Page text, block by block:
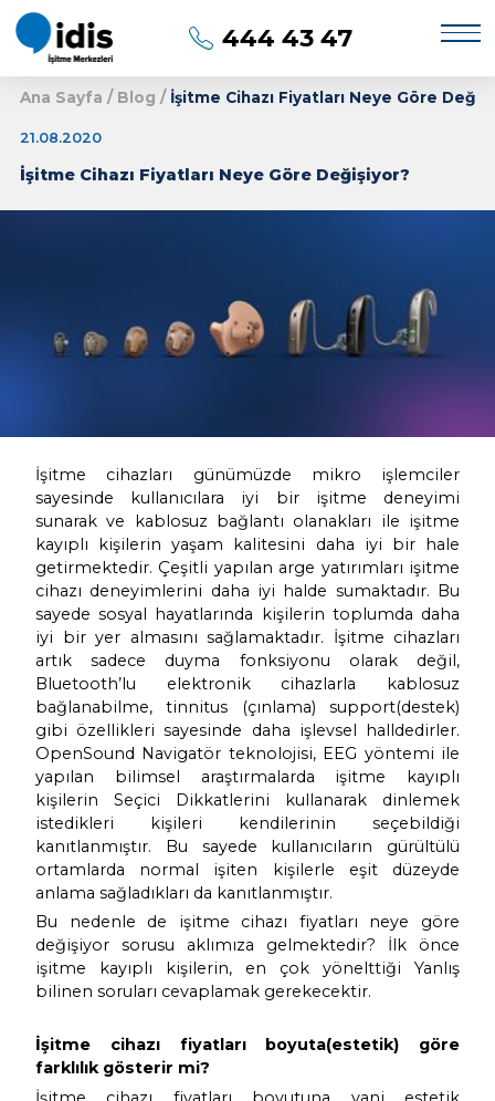
444 43 47
21.08.2020
İşitme Cihazı Fiyatları Neye Göre
İşitme cihazları günümüzde mikro
sayesinde kullanıcılara iyi bir işitme
sunarak ve kablosuz bağlantı olanakları
kayıplı kişilerin yaşam kalitesini daha iyi
getirmektedir. Çeşitli yapılan arge
cihazı deneyimlerini daha iyi halde
sayede sosyal hayatlarında kişilerin
iyi bir yer almasını sağlamaktadır. İşitme
artık sadece duyma fonksiyonu
Bluetooth’lu elektronik cihazlarla
bağlanabilme, tinnitus (çınlama)
gibi özellikleri sayesinde daha işlevsel
OpenSound Navigatör teknolojisi, EEG
yapılan bilimsel araştırmalarda işitme
kişilerin Seçici Dikkatlerini kullanarak
kanıtlanmıştır. Bu sayede kullanıcıların
ortamlarda normal işiten kişilerle eşit